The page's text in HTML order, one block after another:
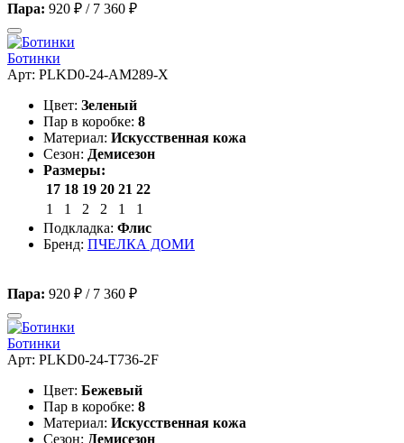
Пара: 920 ₽ / 7 360 ₽
Ботинки
Арт: PLKD0-24-AM289-X
Цвет: Зеленый
Пар в коробке: 8
Материал: Искусственная кожа
Сезон: Демисезон
Размеры:
17 18 19 20 21 22
1
1 2 2 1
1
Подкладка: Флис
Бренд: ПЧЕЛКА ДОМИ
Пара: 920 ₽ / 7 360 ₽
Ботинки
Арт: PLKD0-24-T736-2F
Цвет: Бежевый
Пар в коробке: 8
Материал: Искусственная кожа
Сезон: Демисезон